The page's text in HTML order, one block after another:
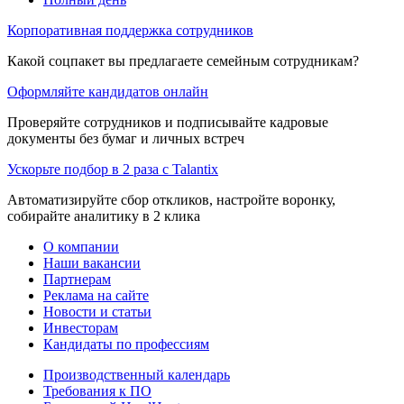
Корпоративная поддержка сотрудников
Какой соцпакет вы предлагаете семейным сотрудникам?
Оформляйте кандидатов онлайн
Проверяйте сотрудников и подписывайте кадровые
документы без бумаг и личных встреч
Ускорьте подбор в 2 раза с Talantix
Автоматизируйте сбор откликов, настройте воронку,
собирайте аналитику в 2 клика
О компании
Наши вакансии
Партнерам
Реклама на сайте
Новости и статьи
Инвесторам
Кандидаты по профессиям
Производственный календарь
Требования к ПО